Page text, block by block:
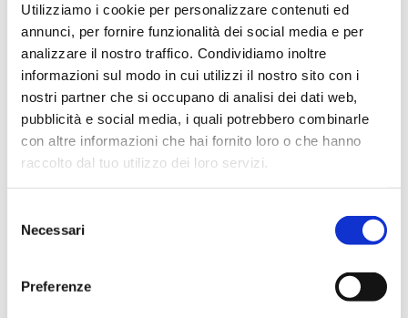
Utilizziamo i cookie per personalizzare contenuti ed
annunci, per fornire funzionalità dei social media e per
analizzare il nostro traffico. Condividiamo inoltre
informazioni sul modo in cui utilizzi il nostro sito con i
nostri partner che si occupano di analisi dei dati web,
pubblicità e social media, i quali potrebbero combinarle
con altre informazioni che hai fornito loro o che hanno
raccolto dal tuo utilizzo dei loro servizi.
delNecessari
Preferenze
3/2025 CHIUSO
03 APRILE 2025
2025
Avviso
4/2025 CHIUSO
08 MAGGIO
2025
10 GIUGNO
2025
Avviso
12 GIUGNO 2025
17 LUGLIO
SETTEMBRE
21 OTTOBRE